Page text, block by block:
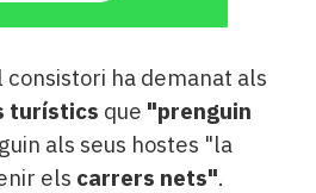
ha demanat als
turístics que "prenguin
als seus hostes "la
els carrers nets".